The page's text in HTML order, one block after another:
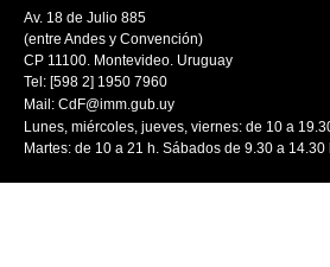
Av. 18 de Julio 885
(entre Andes y Convención)
CP 11100. Montevideo. Uruguay
Tel: [598 2] 1950 7960
Mail: CdF@imm.gub.uy
Lunes, miércoles, jueves, viernes: de 10 a
Martes: de 10 a 21 h. Sábados de 9.30 a 14.30